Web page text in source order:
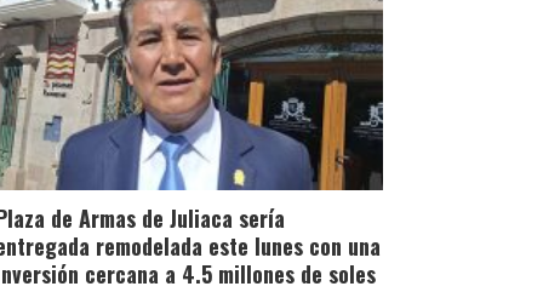
de Armas de Juliaca sería
remodelada este lunes con una
cercana a 4.5 millones de soles